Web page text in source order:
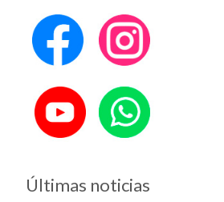
Últimas noticias